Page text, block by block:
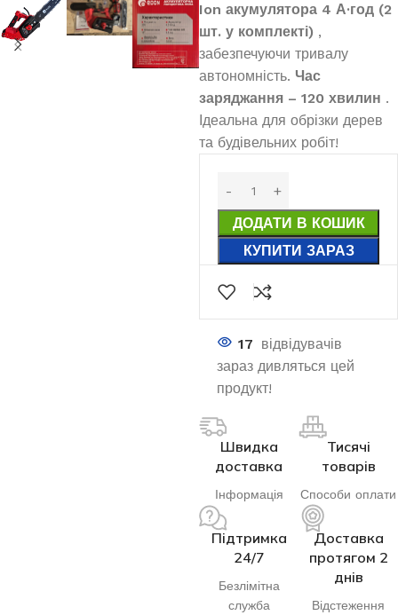
Ion акумулятора 4 А·год (2
шт. у комплекті) ,
забезпечуючи тривалу
автономність. Час
заряджання – 120 хвилин .
Ідеальна для обрізки дерев
та будівельних робіт!
ДОДАТИ В КОШИК
КУПИТИ ЗАРАЗ
17 відвідувачів
зараз дивляться цей
продукт!
Швидка
доставка
Інформація
Тисячі
товарів
Способи оплати
Підтримка
24/7
Безлімітна
служба
Доставка
протягом 2
днів
Відстеження